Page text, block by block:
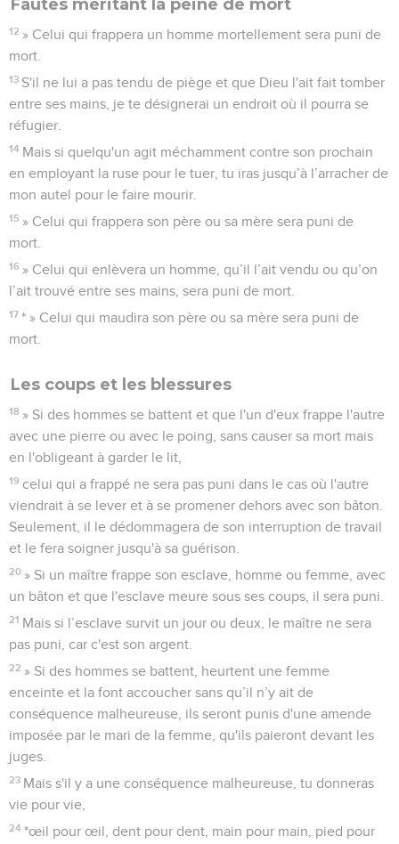
Fautes méritant la peine de mort
12 » Celui qui frappera un homme mortellement sera puni de
mort.
13 S'il ne lui a pas tendu de piège et que Dieu l'ait fait tomber
entre ses mains, je te désignerai un endroit où il pourra se
réfugier.
14 Mais si quelqu'un agit méchamment contre son prochain
en employant la ruse pour le tuer, tu iras jusqu’à l’arracher de
mon autel pour le faire mourir.
15 » Celui qui frappera son père ou sa mère sera puni de
mort.
16 » Celui qui enlèvera un homme, qu’il l’ait vendu ou qu’on
l’ait trouvé entre ses mains, sera puni de mort.
17 * » Celui qui maudira son père ou sa mère sera puni de
mort.
Les coups et les blessures
18 » Si des hommes se battent et que l'un d'eux frappe l'autre
avec une pierre ou avec le poing, sans causer sa mort mais
en l'obligeant à garder le lit,
19 celui qui a frappé ne sera pas puni dans le cas où l'autre
viendrait à se lever et à se promener dehors avec son bâton.
Seulement, il le dédommagera de son interruption de travail
et le fera soigner jusqu'à sa guérison.
20 » Si un maître frappe son esclave, homme ou femme, avec
un bâton et que l'esclave meure sous ses coups, il sera puni.
21 Mais si l’esclave survit un jour ou deux, le maître ne sera
pas puni, car c'est son argent.
22 » Si des hommes se battent, heurtent une femme
enceinte et la font accoucher sans qu’il n’y ait de
conséquence malheureuse, ils seront punis d'une amende
imposée par le mari de la femme, qu'ils paieront devant les
juges.
23 Mais s'il y a une conséquence malheureuse, tu donneras
vie pour vie,
24 *œil pour œil, dent pour dent, main pour main, pied pour